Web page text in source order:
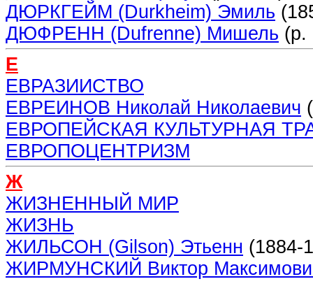
ДЮРКГЕЙМ (Durkheim) Эмиль
ДЮФРЕНН (Dufrenne) Мишель (р.
Е
ЕВРАЗИИСТВО
ЕВРЕИНОВ Николай Николаевич
ЕВРОПЕЙСКАЯ КУЛЬТУРНАЯ
ЕВРОПОЦЕНТРИЗМ
Ж
ЖИЗНЕННЫЙ МИР
ЖИЗНЬ
ЖИЛЬСОН (Gilson) Этьенн (1884-
ЖИРМУНСКИЙ Виктор